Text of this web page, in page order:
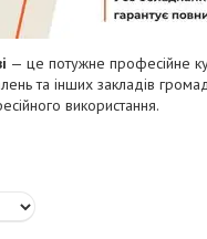
— це потужне професійне
та інших закладів
використання.